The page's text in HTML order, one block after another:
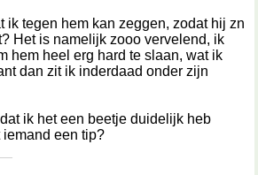
ik tegen hem kan zeggen, zodat hij zn
Het is namelijk zooo vervelend, ik
hem heel erg hard te slaan, wat ik
dan zit ik inderdaad onder zijn
ik het een beetje duidelijk heb
iemand een tip?